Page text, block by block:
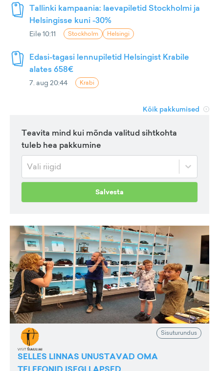
Tallinki kampaania: laevapiletid Stockholmi ja
Helsingisse kuni -30%
Eile 10:11 Stockholm Helsingi
Edasi-tagasi lennupiletid Helsingist Krabile
alates 658€
7. aug 20:44 Krabi
Kõik pakkumised
Teavita mind kui mõnda valitud sihtkohta
tuleb hea pakkumine
Vali riigid
Salvesta
Sisuturundus
SELLES LINNAS UNUSTAVAD OMA